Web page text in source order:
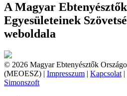
A Magyar
Egyesületeinek
weboldala
© 2026 Magyar Ebtenyésztők
(MEOESZ) | Impresszum | Kapcsolat
Simonszoft